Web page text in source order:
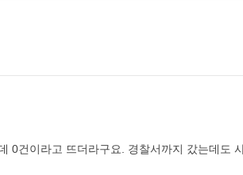
0건이라고 뜨더라구요. 경찰서까지 갔는데도